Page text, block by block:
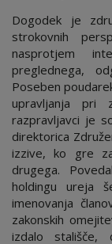
Dogodek je
strokovnih
nasprotjem
preglednega,
Poseben
upravljanja pri
razpravljavci je
direktorica
izzive, ko gre
drugega.
holdingu ureja
imenovanja
zakonskih
izdalo